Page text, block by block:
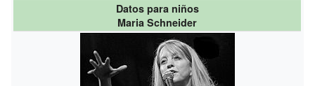
Datos para niños
Maria Schneider